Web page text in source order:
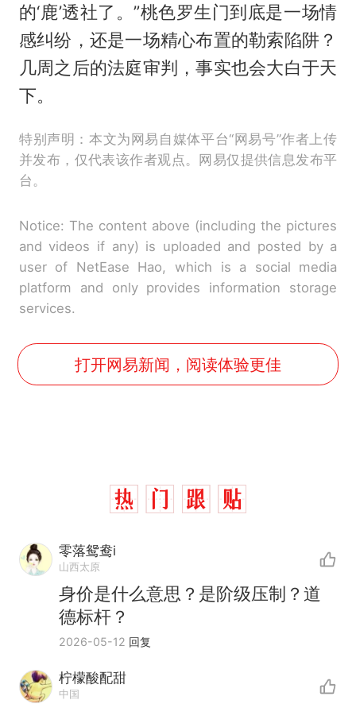
的‘鹿’透社了。”桃色罗生门到底是一场情
感纠纷，还是一场精心布置的勒索陷阱？
几周之后的法庭审判，事实也会大白于天
下。
特别声明：本文为网易自媒体平台“网易号”作者上传
并发布，仅代表该作者观点。网易仅提供信息发布平
台。
Notice: The content above (including the pictures
and videos if any) is uploaded and posted by a
user of NetEase Hao, which is a social media
platform and only provides information storage
services.
打开网易新闻，阅读体验更佳
零落鸳鸯i
山西太原
身价是什么意思？是阶级压制？道
德标杆？
2026-05-12 回复
柠檬酸配甜
中国
热 十多万人报名的考试，成绩
全部作废，公平么？
全球唯一没有法定首都的国